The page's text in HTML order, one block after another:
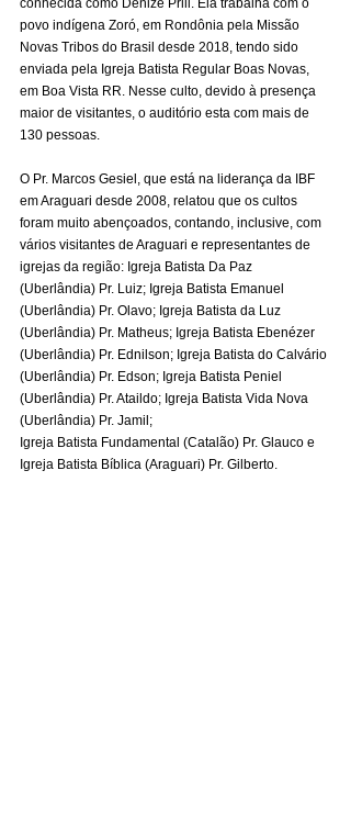
conhecida como Denize Prill. Ela trabalha com o
povo indígena Zoró, em Rondônia pela Missão
Novas Tribos do Brasil desde 2018, tendo sido
enviada pela Igreja Batista Regular Boas Novas,
em Boa Vista RR. Nesse culto, devido à presença
maior de visitantes, o auditório esta com mais de
130 pessoas.
O Pr. Marcos Gesiel, que está na liderança da IBF
em Araguari desde 2008, relatou que os cultos
foram muito abençoados, contando, inclusive, com
vários visitantes de Araguari e representantes de
igrejas da região: Igreja Batista Da Paz
(Uberlândia) Pr. Luiz; Igreja Batista Emanuel
(Uberlândia) Pr. Olavo; Igreja Batista da Luz
(Uberlândia) Pr. Matheus; Igreja Batista Ebenézer
(Uberlândia) Pr. Ednilson; Igreja Batista do Calvário
(Uberlândia) Pr. Edson; Igreja Batista Peniel
(Uberlândia) Pr. Ataildo; Igreja Batista Vida Nova
(Uberlândia) Pr. Jamil;
Igreja Batista Fundamental (Catalão) Pr. Glauco e
Igreja Batista Bíblica (Araguari) Pr. Gilberto.